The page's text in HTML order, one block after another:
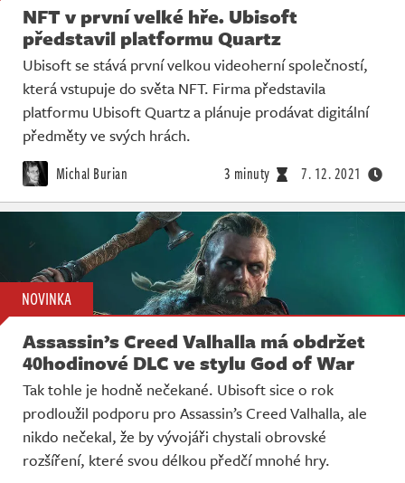
Databáze
Komunita
Redakce
Živě
NFT v první velké hře. Ubisoft
představil platformu Quartz
Ubisoft se stává první velkou videoherní společností,
která vstupuje do světa NFT. Firma představila
platformu Ubisoft Quartz a plánuje prodávat digitální
předměty ve svých hrách.
Michal Burian 3 minuty 7. 12. 2021
NOVINKA
Assassin’s Creed Valhalla má obdržet
40hodinové DLC ve stylu God of War
Tak tohle je hodně nečekané. Ubisoft sice o rok
prodloužil podporu pro Assassin’s Creed Valhalla, ale
nikdo nečekal, že by vývojáři chystali obrovské
rozšíření, které svou délkou předčí mnohé hry.